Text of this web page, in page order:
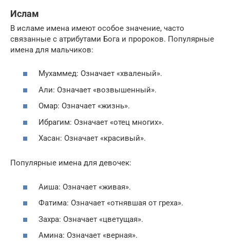
Ислам
В исламе имена имеют особое значение, часто
связанные с атрибутами Бога и пророков. Популярные
имена для мальчиков:
Мухаммед: Означает «хваленый».
Али: Означает «возвышенный».
Омар: Означает «жизнь».
Ибрагим: Означает «отец многих».
Хасан: Означает «красивый».
Популярные имена для девочек:
Аиша: Означает «живая».
Фатима: Означает «отнявшая от греха».
Захра: Означает «цветущая».
Амина: Означает «верная».